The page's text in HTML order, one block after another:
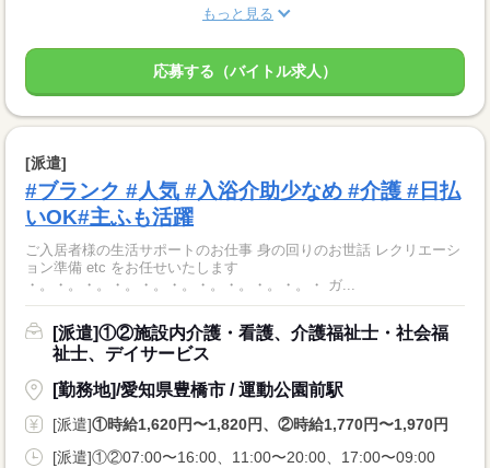
もっと見る
応募する（バイトル求人）
[派遣]
#ブランク #人気 #入浴介助少なめ #介護 #日払
いOK#主ふも活躍
ご入居者様の生活サポートのお仕事 身の回りのお世話 レクリエーシ
ョン準備 etc をお任せいたします
・。・。・。・。・。・。・。・。・。・。・ ガ...
[派遣]①②施設内介護・看護、介護福祉士・社会福
祉士、デイサービス
[勤務地]/愛知県豊橋市 / 運動公園前駅
[派遣]①時給1,620円〜1,820円、②時給1,770円〜1,970円
[派遣]①②07:00〜16:00、11:00〜20:00、17:00〜09:00